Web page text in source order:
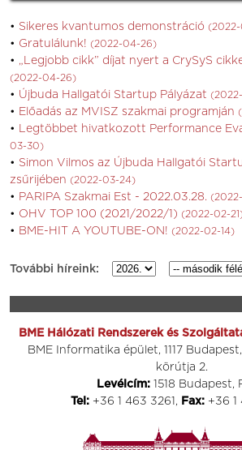
Sikeres kvantumos demonstráció
Gratulálunk! (2022-04-26)
„Legjobb cikk” díjat nyert a CrySyS
(2022-04-26)
Újbuda Hallgatói Startup Pályázat
Előadás az MVISZ szakmai programján
Legtöbbet hivatkozott Performance
03-30)
Simon Vilmos az Újbuda Hallgatói
zsűrijében (2022-03-24)
PARIPA Szakmai Est - 2022.03.28.
OHV TOP 100 (2021/2022/1) (2022-02-
BME-HIT A YOUTUBE-ON! (2022-02-14)
További híreink:
BME Hálózati Rendszerek és
BME Informatika épület, 1117
körútja 2.
Levélcím:1518 Budapest,
Tel:+36 1 463 3261, Fax:+36 1